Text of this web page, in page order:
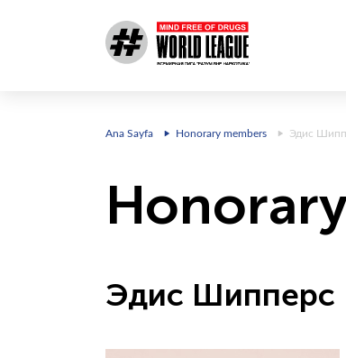
Ana Sayfa Honorary members Эдис
Эдис Шипперс